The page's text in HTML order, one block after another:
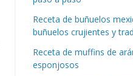
Receta de buñuelos
buñuelos crujientes y
Receta de muffins de
esponjosos